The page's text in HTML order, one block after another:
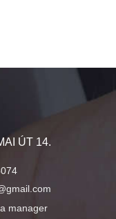
ÚT 14.
manager